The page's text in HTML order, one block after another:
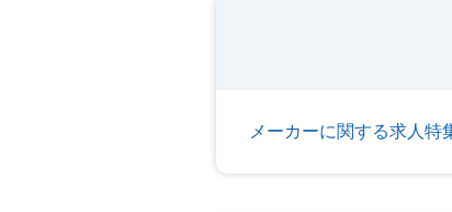
メーカーに関する求人特